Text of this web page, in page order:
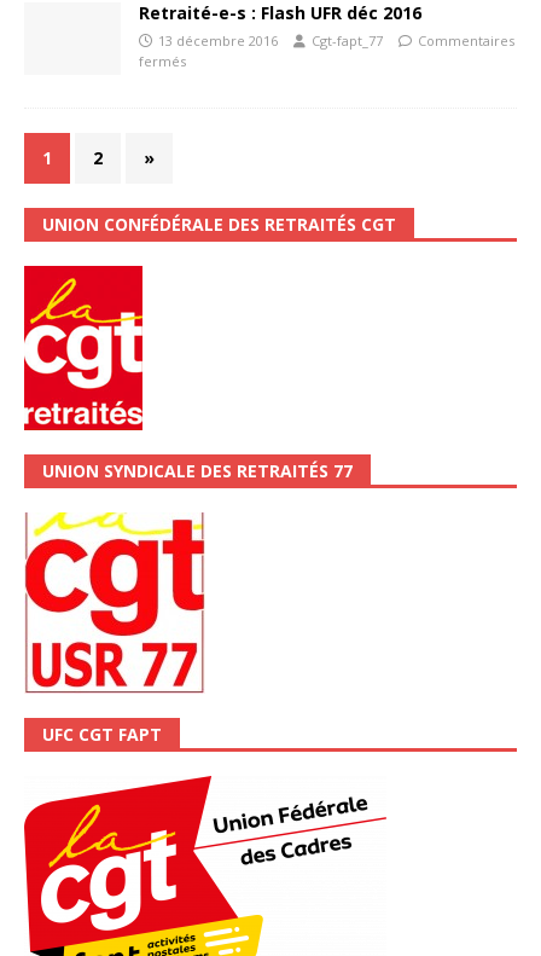
Retraité-e-s : Flash UFR déc 2016
13 décembre 2016 Cgt-fapt_77
Commentaires
fermés
1 2 »
UNION CONFÉDÉRALE DES RETRAITÉS CGT
UNION SYNDICALE DES RETRAITÉS 77
UFC CGT FAPT